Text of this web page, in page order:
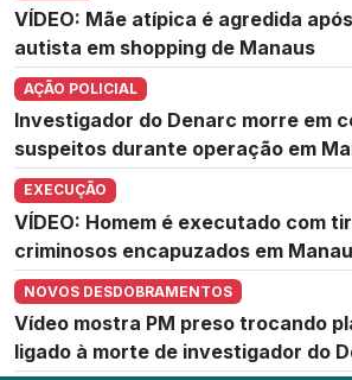
VÍDEO: Mãe atípica é agredida
autista em shopping de Manaus
AÇÃO POLICIAL
Investigador do Denarc morre em
suspeitos durante operação em
EXECUÇÃO
VÍDEO: Homem é executado com
criminosos encapuzados em
NOVOS DESDOBRAMENTOS
Vídeo mostra PM preso trocando
ligado à morte de investigador do